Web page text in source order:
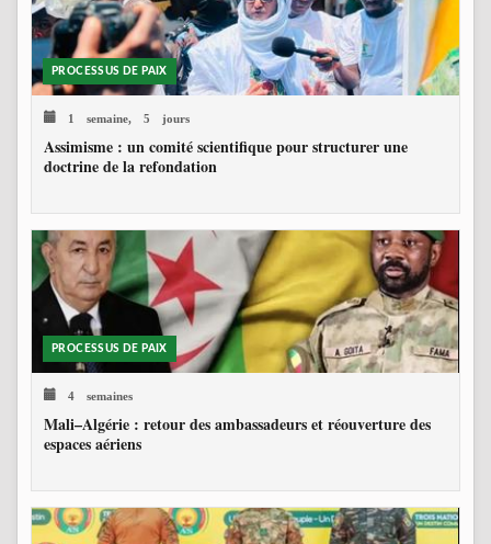
PROCESSUS DE PAIX
1 semaine, 5 jours
Assimisme : un comité scientifique pour structurer une
doctrine de la refondation
PROCESSUS DE PAIX
4 semaines
Mali–Algérie : retour des ambassadeurs et réouverture des
espaces aériens